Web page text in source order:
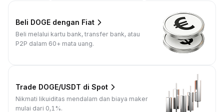
Beli DOGE dengan Fiat
Beli melalui kartu bank, transfer bank, atau
P2P dalam 60+ mata uang.
Trade DOGE/USDT di Spot
Nikmati likuiditas mendalam dan biaya maker
mulai dari 0,1%.